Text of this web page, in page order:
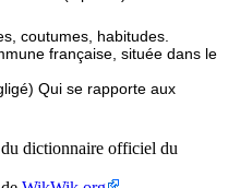
coutumes, habitudes.
française, située dans le
Qui se rapporte aux
dictionnaire officiel du